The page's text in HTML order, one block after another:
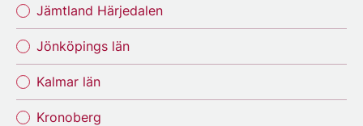
Jämtland Härjedalen
Jönköpings län
Kalmar län
Kronoberg